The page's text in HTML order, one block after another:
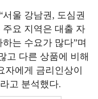
울 강남권, 도심권
요 지역은 대출 자
는 수요가 많다”며
고 다른 상품에 비해
에게 금리인상이
고 분석했다.